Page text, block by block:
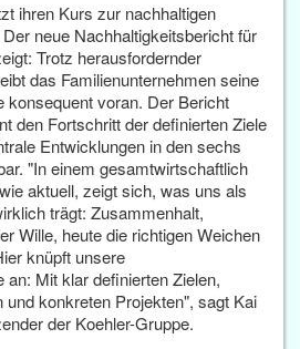
ihren Kurs zur nachhaltigen
neue Nachhaltigkeitsbericht für
Trotz herausfordernder
das Familienunternehmen seine
konsequent voran. Der Bericht
den Fortschritt der definierten Ziele
Entwicklungen in den sechs
"In einem gesamtwirtschaftlich
aktuell, zeigt sich, was uns als
trägt: Zusammenhalt,
Wille, heute die richtigen Weichen
knüpft unsere
an: Mit klar definierten Zielen,
konkreten Projekten", sagt Kai
der Koehler-Gruppe.